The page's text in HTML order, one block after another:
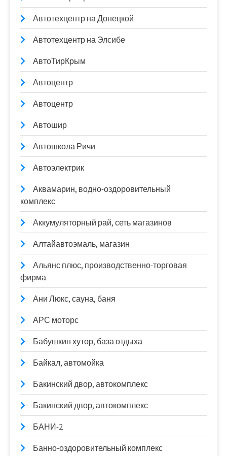
Автотехцентр на Донецкой
Автотехцентр на Элсибе
АвтоТирКрым
Автоцентр
Автоцентр
Автошир
Автошкола Ричи
Автоэлектрик
Аквамарин, водно-оздоровительный
комплекс
Аккумуляторный рай, сеть магазинов
Алтайавтоэмаль, магазин
Альянс плюс, производственно-торговая
фирма
Ани Люкс, сауна, баня
АРС моторс
Бабушкин хутор, база отдыха
Байкал, автомойка
Бакинский двор, автокомплекс
Бакинский двор, автокомплекс
БАНИ-2
Банно-оздоровительный комплекс